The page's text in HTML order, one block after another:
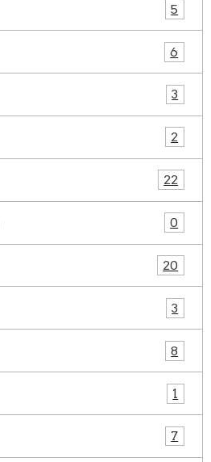
5
6
3
2
22
0
20
3
8
1
7